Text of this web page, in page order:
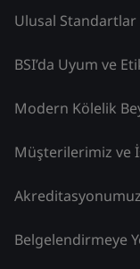
Ulusal
BSI’da Uyum ve
Modern Kölelik
Müşterilerimiz ve
Akreditasyonumuz
Belgelendirmeye